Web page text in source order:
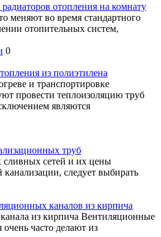
отопления на комнату
меняют во время стандартного
отопительных систем,
0
из полиэтилена
и транспортировке
провести теплоизоляцию труб
являются
труб
сетей и их цены
следует выбирать
каналов из кирпича
из кирпича Вентиляционные
часто делают из